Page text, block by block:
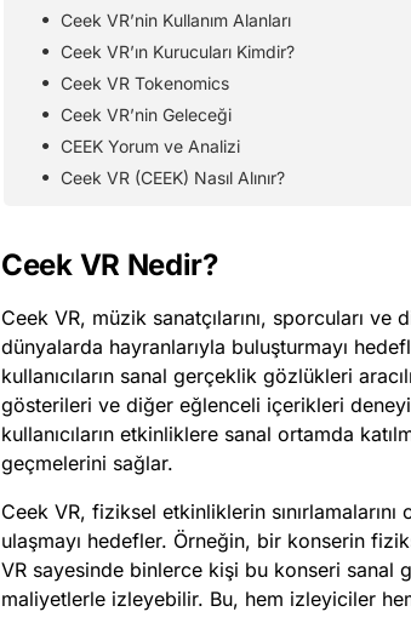
Ceek VR’nin Kullanım Alanları
Ceek VR’ın Kurucuları Kimdir?
Ceek VR Tokenomics
Ceek VR’nin Geleceği
CEEK Yorum ve Analizi
Ceek VR (CEEK) Nasıl Alınır?
Ceek VR Nedir?
Ceek VR, müzik sanatçılarını, sporcuları ve
dünyalarda hayranlarıyla buluşturmayı
kullanıcıların sanal gerçeklik gözlükleri
gösterileri ve diğer eğlenceli içerikleri
kullanıcıların etkinliklere sanal ortamda
geçmelerini sağlar.
Ceek VR, fiziksel etkinliklerin
ulaşmayı hedefler. Örneğin, bir konserin
VR sayesinde binlerce kişi bu konseri sanal
maliyetlerle izleyebilir. Bu, hem izleyiciler